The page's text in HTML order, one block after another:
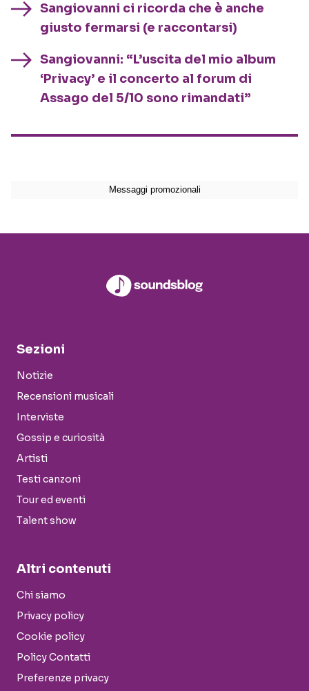
Sangiovanni ci ricorda che è anche
giusto fermarsi (e raccontarsi)
Sangiovanni: “L’uscita del mio album
‘Privacy’ e il concerto al forum di
Assago del 5/10 sono rimandati”
Sezioni
Notizie
Recensioni musicali
Interviste
Gossip e curiosità
Artisti
Testi canzoni
Tour ed eventi
Talent show
Altri contenuti
Chi siamo
Privacy policy
Cookie policy
Policy Contatti
Preferenze privacy